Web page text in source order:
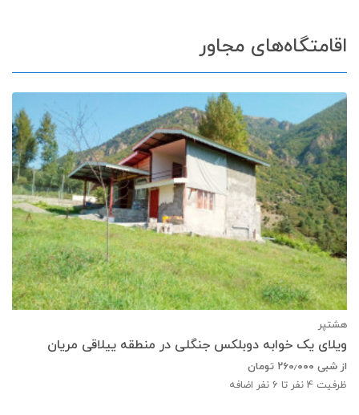
اقامتگاه‌های مجاور
هشتپر
ویلای یک خوابه دوبلکس جنگلی در منطقه ییلاقی مریان
از شبی ۲۶۰٫۰۰۰ تومان
ظرفیت 4 نفر تا 6 نفر اضافه